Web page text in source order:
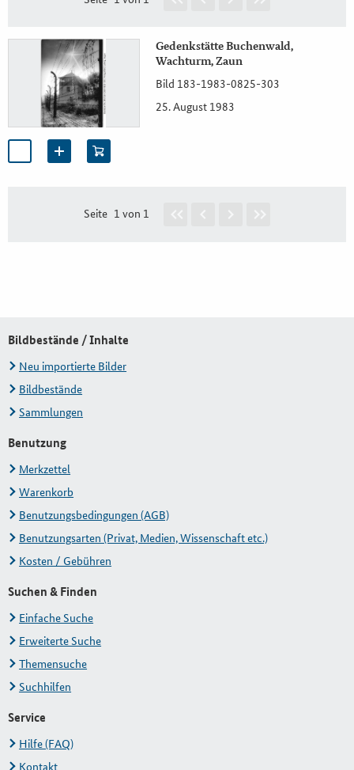
Gedenkstätte Buchenwald,
Wachturm, Zaun
Bild 183-1983-0825-303
25. August 1983
Seite 1 von 1
Bildbestände / Inhalte
Neu importierte Bilder
Bildbestände
Sammlungen
Benutzung
Merkzettel
Warenkorb
Benutzungsbedingungen (AGB)
Benutzungsarten (Privat, Medien, Wissenschaft etc.)
Kosten / Gebühren
Suchen & Finden
Einfache Suche
Erweiterte Suche
Themensuche
Suchhilfen
Service
Hilfe (FAQ)
Kontakt